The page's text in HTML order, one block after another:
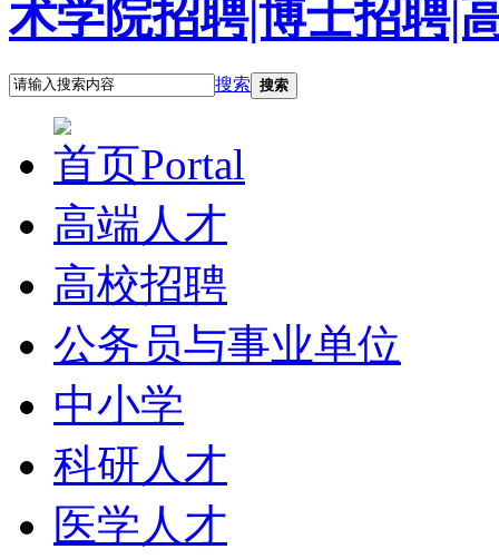
搜索 搜索
首页Portal
高端人才
高校招聘
公务员与事业单位
中小学
科研人才
医学人才